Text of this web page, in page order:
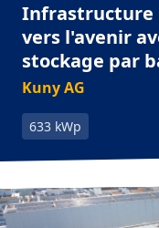
Infrastructure
vers l'avenir
stockage par
Kuny AG
633 kWp